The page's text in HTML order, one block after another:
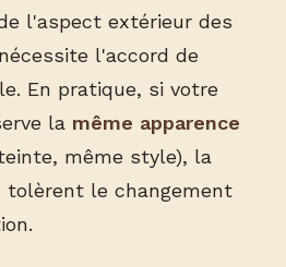
l'aspect extérieur des
l'accord de
En pratique, si votre
la même apparence
même style), la
tolèrent le changement